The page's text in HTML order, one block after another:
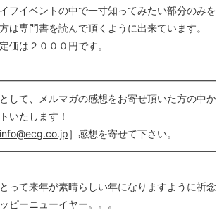
フイベントの中で一寸知ってみたい部分のみを
は専門書を読んで頂くように出来ています。
価は２０００円です。
して、メルマガの感想をお寄せ頂いた方の中か
いたします！
info@ecg.co.jp］感想を寄せて下さい。
って来年が素晴らしい年になりますように祈念
ピーニューイヤー。。。